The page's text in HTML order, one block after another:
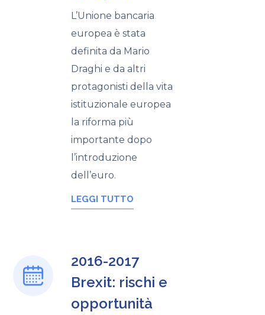
L’Unione bancaria
europea è stata
definita da Mario
Draghi e da altri
protagonisti della vita
istituzionale europea
la riforma più
importante dopo
l’introduzione
dell’euro.
LEGGI TUTTO
2016-2017
Brexit: rischi e
opportunità